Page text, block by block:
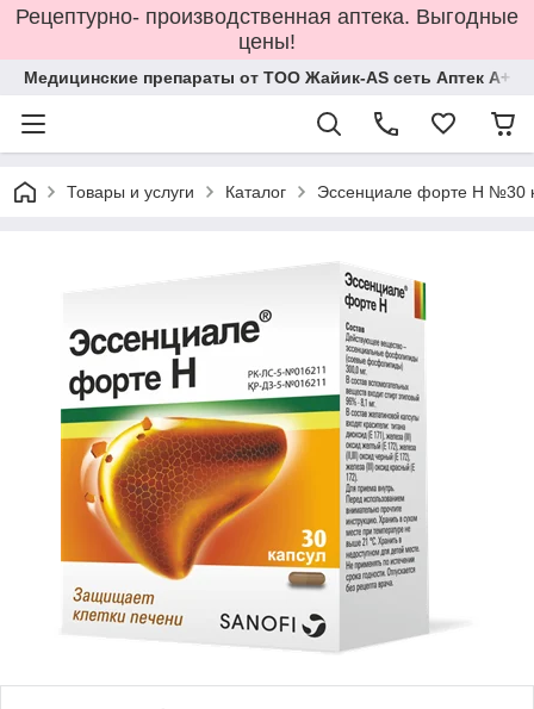
Рецептурно- производственная аптека. Выгодные
цены!
Медицинские препараты от ТОО Жайик-AS сеть Аптек А+
Товары и услуги Каталог Эссенциале форте Н №30